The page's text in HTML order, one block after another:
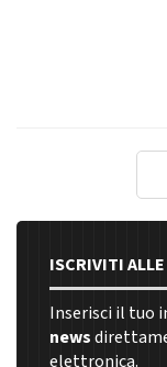
ISCRIVITI
Inserisci il tuo
news
elettronica.